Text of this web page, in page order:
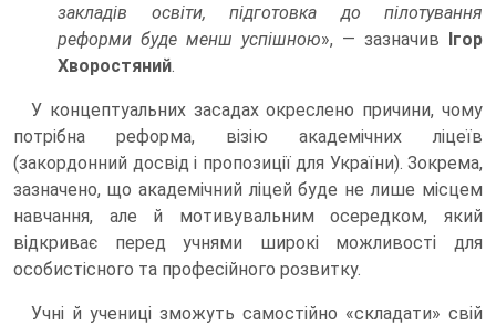
закладів освіти, підготовка до пілотування
реформи буде менш успішною», — зазначив Ігор
Хворостяний.
У концептуальних засадах окреслено причини, чому
потрібна реформа, візію академічних ліцеїв
(закордонний досвід і пропозиції для України). Зокрема,
зазначено, що академічний ліцей буде не лише місцем
навчання, але й мотивувальним осередком, який
відкриває перед учнями широкі можливості для
особистісного та професійного розвитку.
Учні й учениці зможуть самостійно «складати» свій